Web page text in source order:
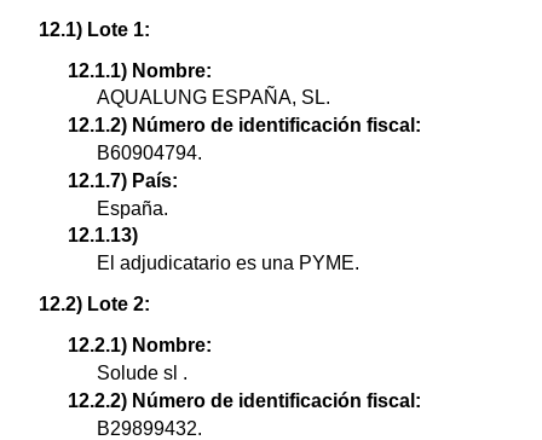
12.1) Lote 1:
12.1.1) Nombre:
AQUALUNG ESPAÑA, SL.
12.1.2) Número de identificación fiscal:
B60904794.
12.1.7) País:
España.
12.1.13)
El adjudicatario es una PYME.
12.2) Lote 2:
12.2.1) Nombre:
Solude sl .
12.2.2) Número de identificación fiscal:
B29899432.